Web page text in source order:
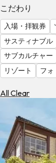
調
べ
る
天
気
を
見
る
こだわり
入場・拝観券
サスティナブル
サブカルチャー
リゾート
フォ
All Clear